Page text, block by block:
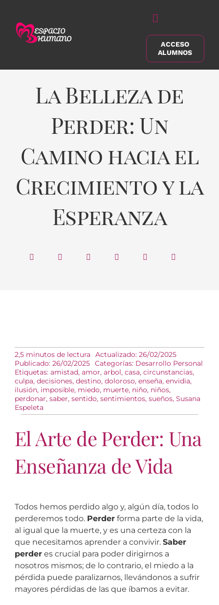
contenido
Alternar
navegación
Buscar:
ACCESO
ALUMNOS
La Belleza de
Perder: Un
Camino hacia el
Crecimiento y la
Esperanza
2,5 minutos de lectura
Actualizado: 26/02/2025
Publicado: 26/02/2025 Categorías: Desarrollo Personal
Etiquetas: amistad, amor, arbol, casa, circunstancias,
culpa, decisiones, destino, doloroso, enseña, envidia,
ilusión, imposible, miedo, muerte, niño, niños,
perdonar, saber, sentido, sentimientos, sueños, Susana
Espeleta
El Arte de Perder: Una
Enseñanza de Vida
Todos hemos perdido algo y, algún día, todos lo
perderemos todo. Perderforma parte de la vida,
al igual que la muerte, y es una certeza con la
que necesitamos aprender a convivir. Saber
perderes crucial para poder dirigirnos a
nosotros mismos; de lo contrario, el miedo a la
pérdida puede paralizarnos, llevándonos a sufrir
mayores pérdidas de las que íbamos a evitar.